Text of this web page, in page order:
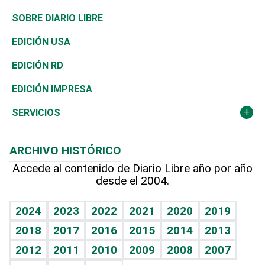
José Boquete
Reportajes
Asia
África
Ocenanía
Caribe
Resto del mundo
Consumo
Vivienda
Telecom.
Global y variable
Economía personal
Belleza
Buena Vida
Sociales
Novedades
Podcast Arte Libre
Hablando con el pediatra
Vida y familia
Eñe
Celebrando la vida
Golf
Ciclismo
Tenis
Olimpismo
Más deportes
Línea de hit
TBT Deportivo
De buena tinta
En Directo
El Espía
Noticiero Poteleche
Columnistas
Clima
Tecnología
Historia
Martes de tecnología
Cambio climático
Mundo
Economía
Revista
Deportes
Opinión
Hecho en casa
Guía del dinero
SOBRE DIARIO LIBRE
EDICIÓN USA
EDICIÓN RD
EDICIÓN IMPRESA
SERVICIOS
Cumpleaños
Horóscopos
Crucigramas
ARCHIVO HISTÓRICO
Accede al contenido de Diario Libre año por año
desde el 2004.
2024 2023 2022 2021 2020
2019
2018
2017 2016 2015 2014
2013
2012
2011 2010 2009 2008
2007